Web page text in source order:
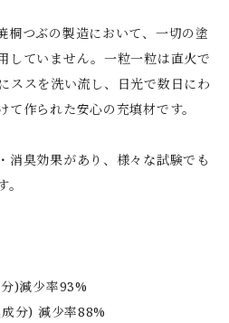
桐つぶの製造において、一切の塗
していません。一粒一粒は直火で
ススを洗い流し、日光で数日にわ
作られた安心の充填材です。
消臭効果があり、様々な試験でも
)減少率93%
分) 減少率88%